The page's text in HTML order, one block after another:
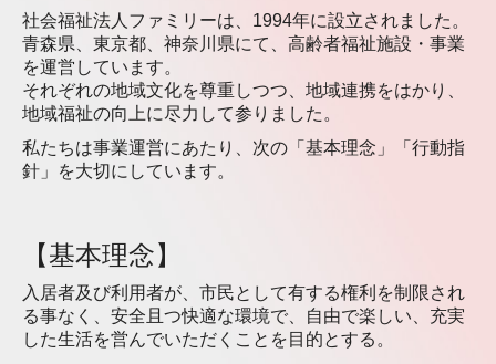
ハピネスやくら
コスモス
ルピナス
関東エリア
ハピネスあだち
ハピネス都筑
社会福祉法人ファミリーは、1994年に設立されました。
青森県、東京都、神奈川県にて、高齢者福祉施設・事業
を運営しています。
それぞれの地域文化を尊重しつつ、地域連携をはかり、
地域福祉の向上に尽力して参りました。
私たちは事業運営にあたり、次の「基本理念」「行動指
針」を大切にしています。
【基本理念】
入居者及び利用者が、市民として有する権利を制限され
る事なく、安全且つ快適な環境で、自由で楽しい、充実
した生活を営んでいただくことを目的とする。